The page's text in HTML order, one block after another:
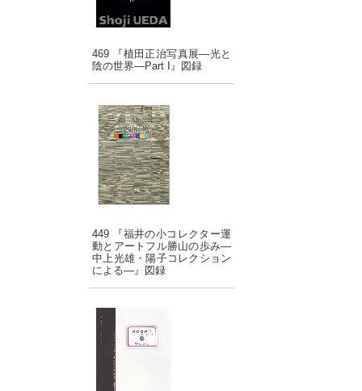
469 『植田正治写真展―光と
陰の世界―Part I』図録
449 『福井の小コレクター運
動とアートフル勝山の歩み―
中上光雄・陽子コレクション
による―』図録